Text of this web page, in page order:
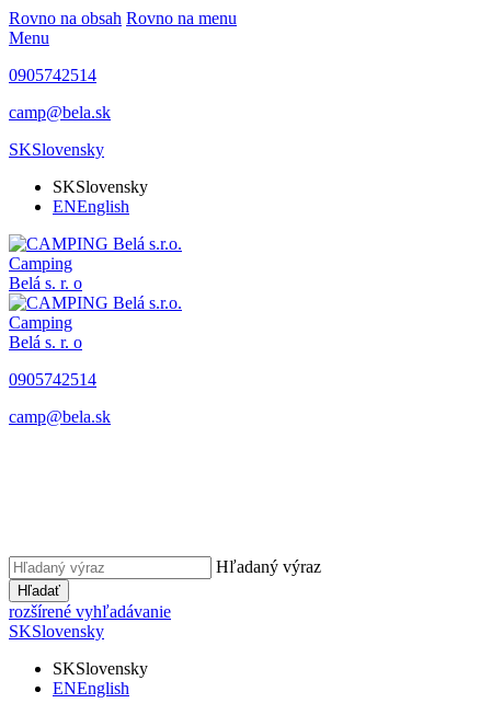
Rovno na obsah Rovno na menu
Menu
0905742514
camp@bela.sk
SKSlovensky
SKSlovensky
ENEnglish
Camping
Belá s. r. o
Camping
Belá s. r. o
0905742514
camp@bela.sk
Hľadaný výraz
Hľadať
rozšírené vyhľadávanie
SKSlovensky
SKSlovensky
ENEnglish